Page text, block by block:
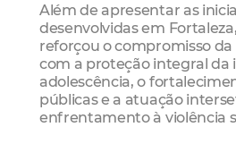
Além de apresentar as
desenvolvidas em
reforçou o compromisso
com a proteção integral da
adolescência, o
públicas e a atuação
enfrentamento à violência